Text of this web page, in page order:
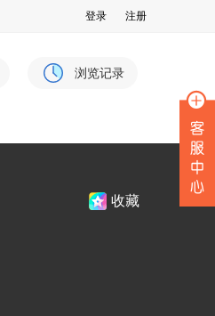
登录 注册
浏览记录
收藏